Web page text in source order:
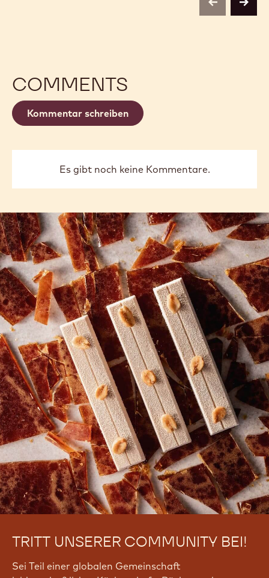
previousnext
COMMENTS
Kommentar schreiben
Es gibt noch keine Kommentare.
TRITT UNSERER COMMUNITY BEI!
Sei Teil einer globalen Gemeinschaft